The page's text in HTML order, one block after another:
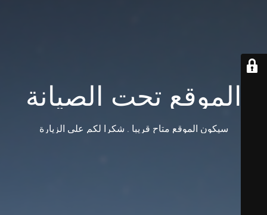
الموقع تحت الصيانة
سيكون الموقع متاح قريبا . شكرا لكم على الزيارة